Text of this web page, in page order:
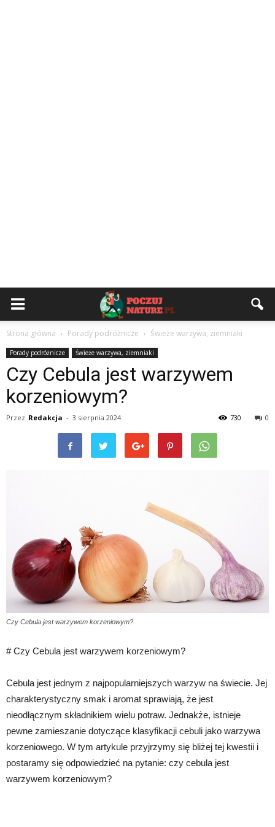
Strona główna Porady podróżnicze Świeże warzywa, ziemniaki
Porady podróżnicze Świeże warzywa, ziemniaki
Czy Cebula jest warzywem
korzeniowym?
Przez Redakcja - 3 sierpnia 2024 0
730
Czy Cebula jest warzywem korzeniowym?
# Czy Cebula jest warzywem korzeniowym?
Cebula jest jednym z najpopularniejszych warzyw na świecie. Jej
charakterystyczny smak i aromat sprawiają, że jest
nieodłącznym składnikiem wielu potraw. Jednakże, istnieje
pewne zamieszanie dotyczące klasyfikacji cebuli jako warzywa
korzeniowego. W tym artykule przyjrzymy się bliżej tej kwestii i
postaramy się odpowiedzieć na pytanie: czy cebula jest
warzywem korzeniowym?